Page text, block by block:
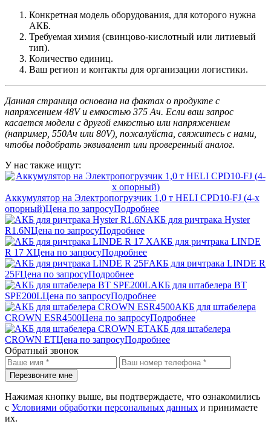
Конкретная модель оборудования, для которого нужна
АКБ.
Требуемая химия (свинцово-кислотный или литиевый
тип).
Количество единиц.
Ваш регион и контакты для организации логистики.
Данная страница основана на фактах о продукте с
напряжением 48V и емкостью 375 Ач. Если ваш запрос
касается модели с другой емкостью или напряжением
(например, 550Ач или 80V), пожалуйста, свяжитесь с нами,
чтобы подобрать эквивалент или проверенный аналог.
У нас также ищут:
Аккумулятор на Электропогрузчик 1,0 т HELI CPD10-FJ (4-х
опорный)Цена по запросуПодробнее
АКБ для ричтрака Hyster
R1.6NЦена по запросуПодробнее
АКБ для ричтрака LINDE
R 17 XЦена по запросуПодробнее
АКБ для ричтрака LINDE R
25FЦена по запросуПодробнее
АКБ для штабелера BT
SPE200LЦена по запросуПодробнее
АКБ для штабелера
CROWN ESR4500Цена по запросуПодробнее
АКБ для штабелера
CROWN ETЦена по запросуПодробнее
Обратный звонок
Перезвоните мне
Нажимая кнопку выше, вы подтверждаете, что ознакомились
с Условиями обработки персональных данных и принимаете
их.